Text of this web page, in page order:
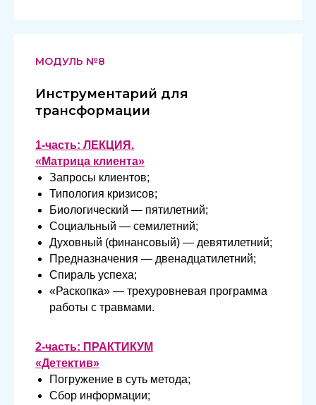
МОДУЛЬ №8
Инструментарий для
трансформации
1-часть: ЛЕКЦИЯ.
«Матрица клиента»
Запросы клиентов;
Типология кризисов;
Биологический — пятилетний;
Социальный — семилетний;
Духовный (финансовый) — девятилетний;
Предназначения — двенадцатилетний;
Спираль успеха;
«Раскопка» — трехуровневая программа
работы с травмами.
2-часть: ПРАКТИКУМ
«Детектив»
Погружение в суть метода;
Сбор информации;